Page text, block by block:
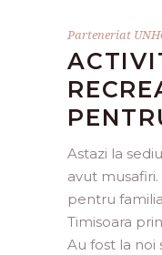
Parteneriat
Astazi la
avut
pentru
Timisoara
Au fost la noi